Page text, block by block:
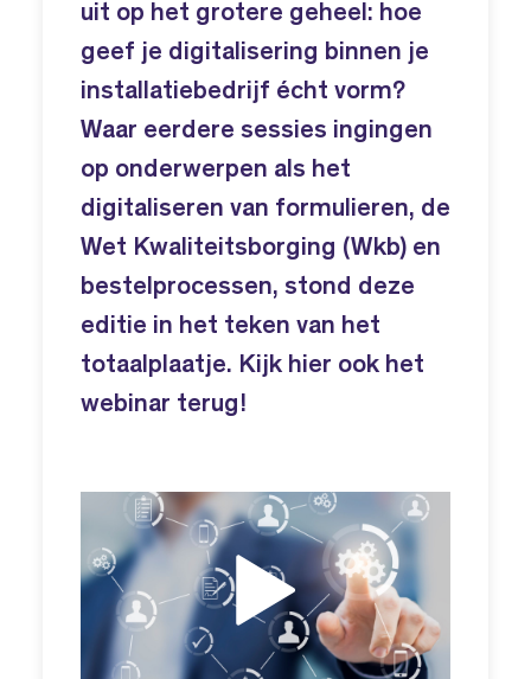
uit op het grotere geheel: hoe
geef je digitalisering binnen je
installatiebedrijf écht vorm?
Waar eerdere sessies ingingen
op onderwerpen als het
digitaliseren van formulieren, de
Wet Kwaliteitsborging (Wkb) en
bestelprocessen, stond deze
editie in het teken van het
totaalplaatje. Kijk hier ook het
webinar terug!